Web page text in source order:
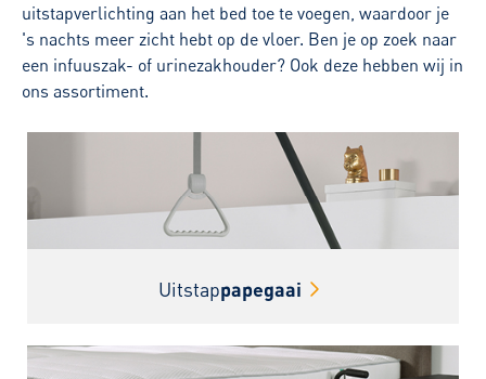
uitstapverlichting aan het bed toe te voegen, waardoor je
's nachts meer zicht hebt op de vloer. Ben je op zoek naar
een infuuszak- of urinezakhouder? Ook deze hebben wij in
ons assortiment.
Uitstappapegaai